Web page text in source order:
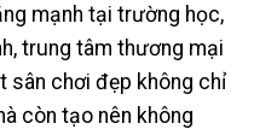
mạnh tại trường học,
trung tâm thương mại
sân chơi đẹp không chỉ
còn tạo nên không